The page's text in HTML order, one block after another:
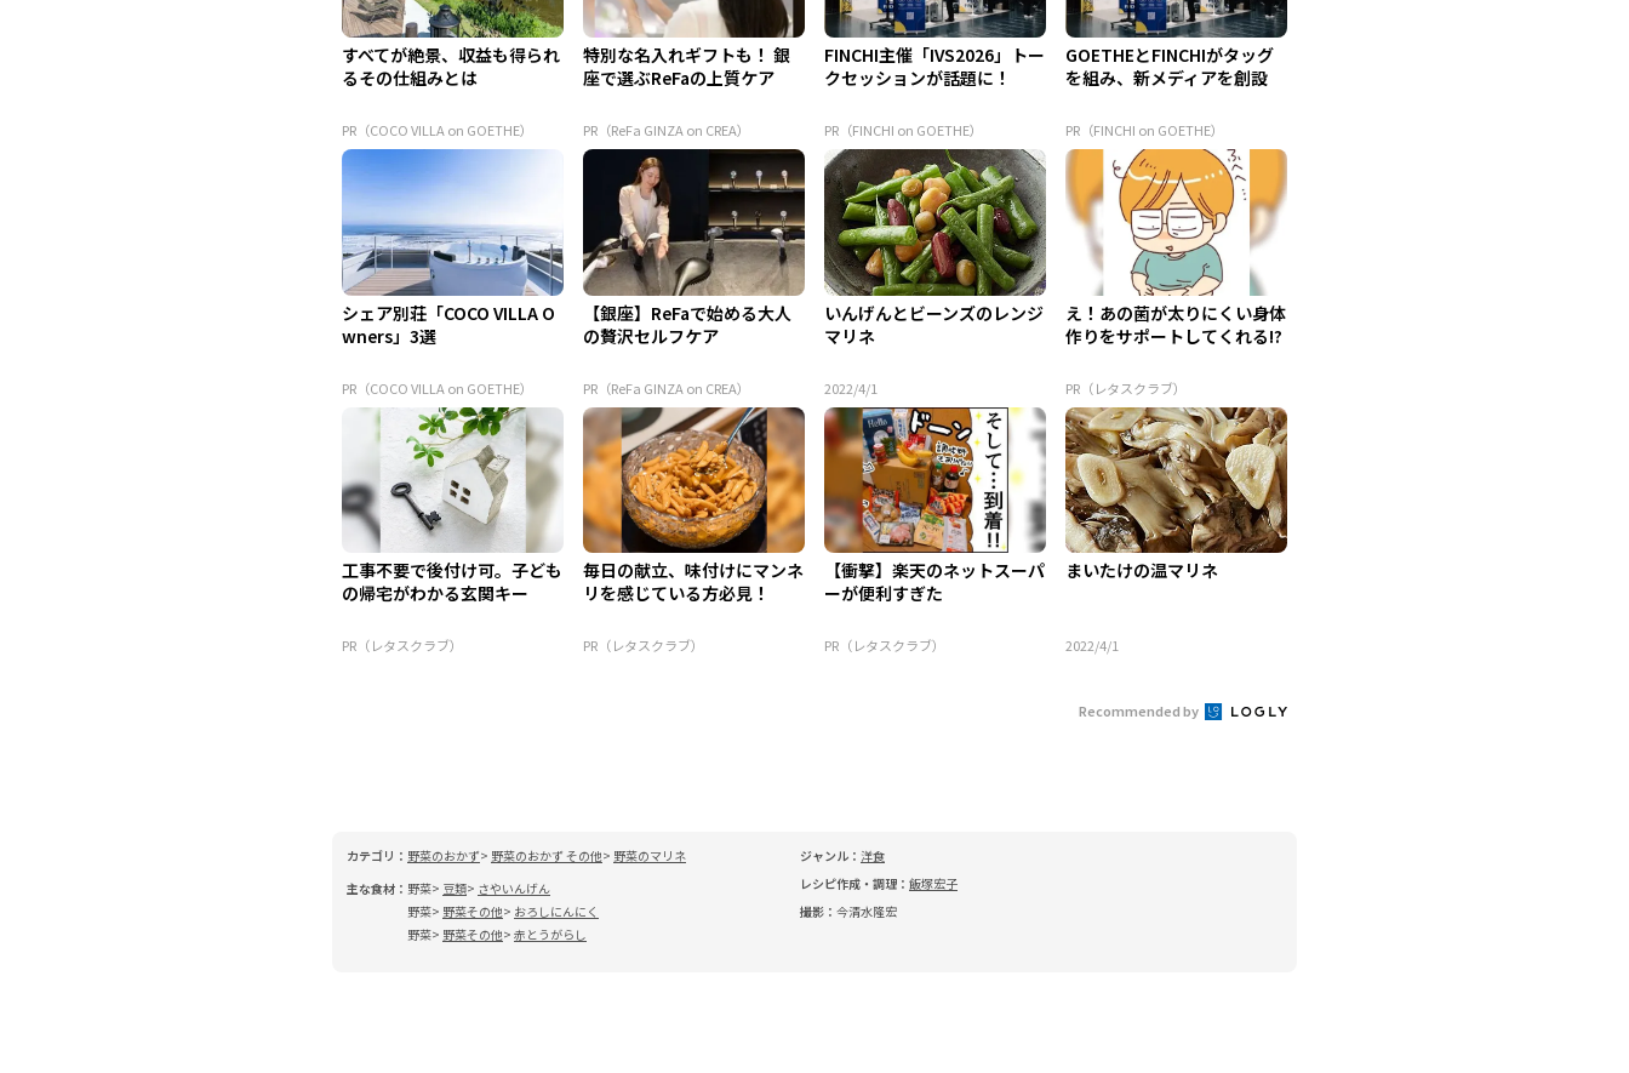
すべてが絶景、収益も得られ
るその仕組みとは
PR（COCO VILLA on GOETHE）
特別な名入れギフトも！ 銀
座で選ぶReFaの上質ケア
PR（ReFa GINZA on CREA）
FINCHI主催「IVS2026」トー
クセッションが話題に！
PR（FINCHI on GOETHE）
GOETHEとFINCHIがタッグ
を組み、新メディアを創設
PR（FINCHI on GOETHE）
シェア別荘「COCO VILLA O
wners」3選
PR（COCO VILLA on GOETHE）
【銀座】ReFaで始める大人
の贅沢セルフケア
PR（ReFa GINZA on CREA）
いんげんとビーンズのレンジ
マリネ
2022/4/1
え！あの菌が太りにくい身体
作りをサポートしてくれる!?
PR（レタスクラブ）
工事不要で後付け可。子ども
の帰宅がわかる玄関キー
PR（レタスクラブ）
毎日の献立、味付けにマンネ
リを感じている方必見！
PR（レタスクラブ）
【衝撃】楽天のネットスーパ
ーが便利すぎた
PR（レタスクラブ）
まいたけの温マリネ
2022/4/1
Recommended by
カテゴリ： 野菜のおかず 野菜のおかず その他
野菜のマリネ
主な食材： 野菜 豆類
さやいんげん
野菜
野菜その他
おろしにんにく
野菜
野菜その他 赤とうがらし
ジャンル： 洋食
レシピ作成・調理： 飯塚宏子
撮影： 今清水隆宏